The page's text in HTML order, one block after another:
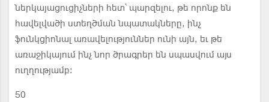
ներկայացուցիչների հետ՝ պարզելու, թե որոնք են
հավելվածի ստեղծման նպատակները, ինչ
ֆունկցիոնալ առավելություններ ունի այն, եւ թե
առաջիկայում ինչ նոր ծրագրեր են սպասվում այս
ուղղությամբ։
50